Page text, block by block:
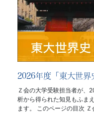
2026年度「東大世界
Ｚ会の大学受験担当者が、
析から得られた知見もふま
ます。 このページの目次